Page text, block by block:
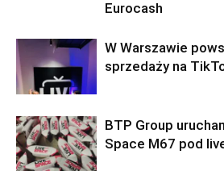
Eurocash
W Warszawie
sprzedaży na
BTP Group
Space M67 pod